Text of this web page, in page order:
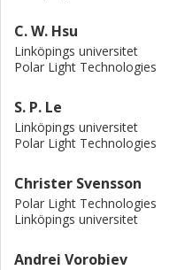
C. W. Hsu
Linköpings universitet
Polar Light Technologies
S. P. Le
Linköpings universitet
Polar Light Technologies
Christer Svensson
Polar Light Technologies
Linköpings universitet
Andrei Vorobiev